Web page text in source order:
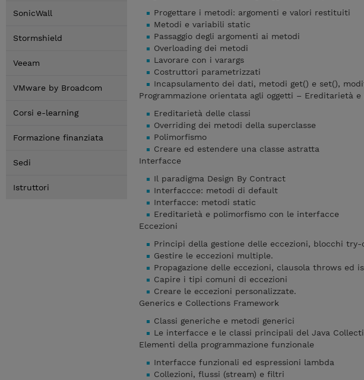
SonicWall
Stormshield
Veeam
VMware by Broadcom
Corsi e-learning
Formazione finanziata
Sedi
Istruttori
Progettare i metodi: argomenti e valori restituiti
Metodi e variabili static
Passaggio degli argomenti ai metodi
Overloading dei metodi
Lavorare con i varargs
Costruttori parametrizzati
Incapsulamento dei dati, metodi get() e set(),
Programmazione orientata agli oggetti – Ereditarietà
Ereditarietà delle classi
Overriding dei metodi della superclasse
Polimorfismo
Creare ed estendere una classe astratta
Interfacce
Il paradigma Design By Contract
Interfaccce: metodi di default
Interfacce: metodi static
Ereditarietà e polimorfismo con le interfacce
Eccezioni
Principi della gestione delle eccezioni, blocchi
Gestire le eccezioni multiple.
Propagazione delle eccezioni, clausola throws ed
Capire i tipi comuni di eccezioni
Creare le eccezioni personalizzate.
Generics e Collections Framework
Classi generiche e metodi generici
Le interfacce e le classi principali del Java
Elementi della programmazione funzionale
Interfacce funzionali ed espressioni lambda
Collezioni, flussi (stream) e filtri